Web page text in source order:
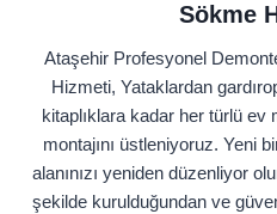
Sökme
Ataşehir Profesyonel
Hizmeti, Yataklardan
kitaplıklara kadar her türlü ev
montajını üstleniyoruz. Yeni
alanınızı yeniden düzenliyor
şekilde kurulduğundan ve